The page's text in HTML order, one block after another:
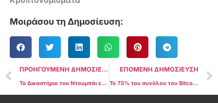
Μοιράσου τη Δημοσίευση:
ΠΡΟΗΓΟΥΜΕΝΗ ΔΗΜΟΣΙΕΥΣΗ
Το Δικαστήριο του Ντουμπάι εγκρίνει τα κρυπτονομίσματα ως νόμιμη μορφή πληρωμής μισθού
ΕΠΟΜΕΝΗ ΔΗΜΟΣΙΕΥΣΗ
Το 75% του συνόλου του Bitcoin κρατήθηκε για πάνω από μισό χρόνο